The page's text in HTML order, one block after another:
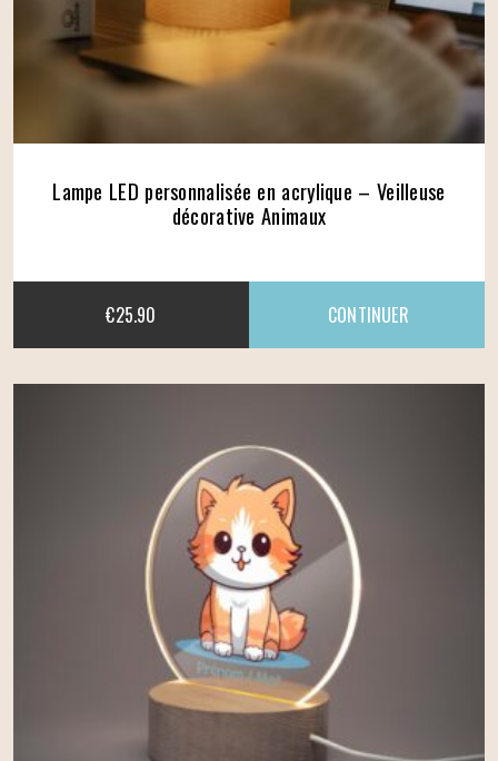
Lampe LED personnalisée en acrylique – Veilleuse
décorative Animaux
€25.90